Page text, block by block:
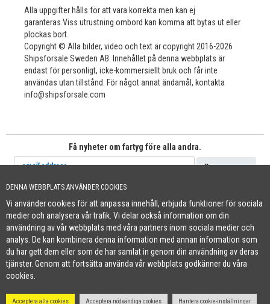
DENNA WEBBPLATS ANVÄNDER COOKIES
Vi använder cookies för att anpassa innehåll, erbjuda funktioner för sociala
medier och analysera vår trafik. Vi delar också information om din
användning av vår webbplats med våra partners inom sociala medier och
analys. De kan kombinera denna information med annan information som
du har gett dem eller som de har samlat in genom din användning av deras
tjänster. Genom att fortsätta använda vår webbplats godkänner du våra
cookies.
Acceptera alla cookies Acceptera nödvändiga cookies Hantera cookie-inställningar
Alla uppgifter hålls för att vara korrekta men kan ej
garanteras.Viss utrustning ombord kan komma att bytas ut eller
plockas bort.
Copyright © Alla bilder, video och text är copyright 2016-2026
Shipsforsale Sweden AB. Innehållet på denna webbplats är
endast för personligt, icke-kommersiellt bruk och får inte
användas utan tillstånd. För något annat ändamål, kontakta
info@shipsforsale.com
Få nyheter om fartyg före alla andra.
Cookie Policy
+46 (0)8-641 96 71|INFO@SHIPSFORSALE.COM|WWW.SHIPSFORSALE.COM
JOHAN@SHIPSFORSALE.COM |PATRIK@SHIPSFORSALE.COM